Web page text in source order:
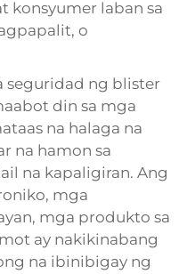
konsyumer laban sa
o
seguridad ng blister
din sa mga
na halaga na
na hamon sa
na kapaligiran. Ang
mga
mga produkto sa
ay nakikinabang
na ibinibigay ng